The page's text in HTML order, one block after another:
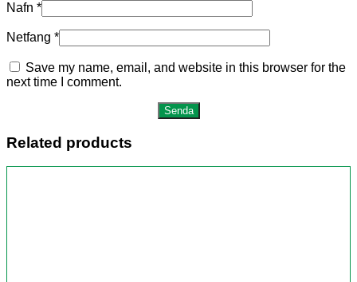
Nafn *
Netfang *
Save my name, email, and website in this browser for the
next time I comment.
Related products